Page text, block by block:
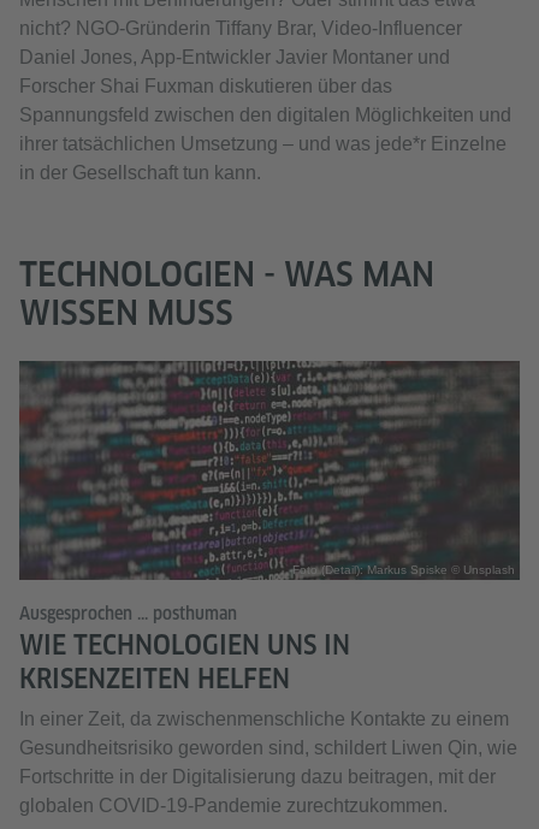
nicht? NGO-Gründerin Tiffany Brar, Video-Influencer
Daniel Jones, App-Entwickler Javier Montaner und
Forscher Shai Fuxman diskutieren über das
Spannungsfeld zwischen den digitalen Möglichkeiten und
ihrer tatsächlichen Umsetzung – und was jede*r Einzelne
in der Gesellschaft tun kann.
TECHNOLOGIEN - WAS MAN
WISSEN MUSS
Foto (Detail): Markus Spiske © Unsplash
Ausgesprochen ... posthuman
WIE TECHNOLOGIEN UNS IN
KRISENZEITEN HELFEN
In einer Zeit, da zwischenmenschliche Kontakte zu einem
Gesundheitsrisiko geworden sind, schildert Liwen Qin, wie
Fortschritte in der Digitalisierung dazu beitragen, mit der
globalen COVID-19-Pandemie zurechtzukommen.